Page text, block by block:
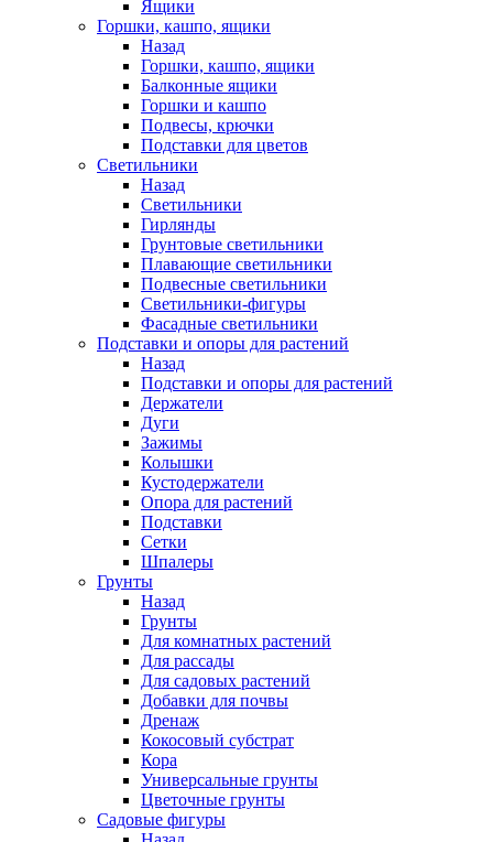
Ящики
Горшки, кашпо, ящики
Назад
Горшки, кашпо, ящики
Балконные ящики
Горшки и кашпо
Подвесы, крючки
Подставки для цветов
Светильники
Назад
Светильники
Гирлянды
Грунтовые светильники
Плавающие светильники
Подвесные светильники
Светильники-фигуры
Фасадные светильники
Подставки и опоры для растений
Назад
Подставки и опоры для растений
Держатели
Дуги
Зажимы
Колышки
Кустодержатели
Опора для растений
Подставки
Сетки
Шпалеры
Грунты
Назад
Грунты
Для комнатных растений
Для рассады
Для садовых растений
Добавки для почвы
Дренаж
Кокосовый субстрат
Кора
Универсальные грунты
Цветочные грунты
Садовые фигуры